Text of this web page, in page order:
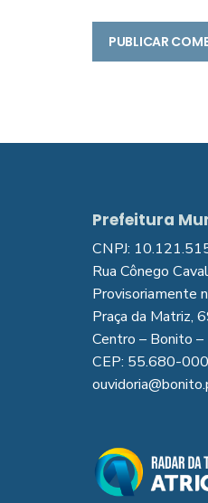
Prefeitura
CNPJ:
Rua Cônego
Provisoriamente
Praça da Matriz,
Centro – Bonito –
CEP: 55.680-000